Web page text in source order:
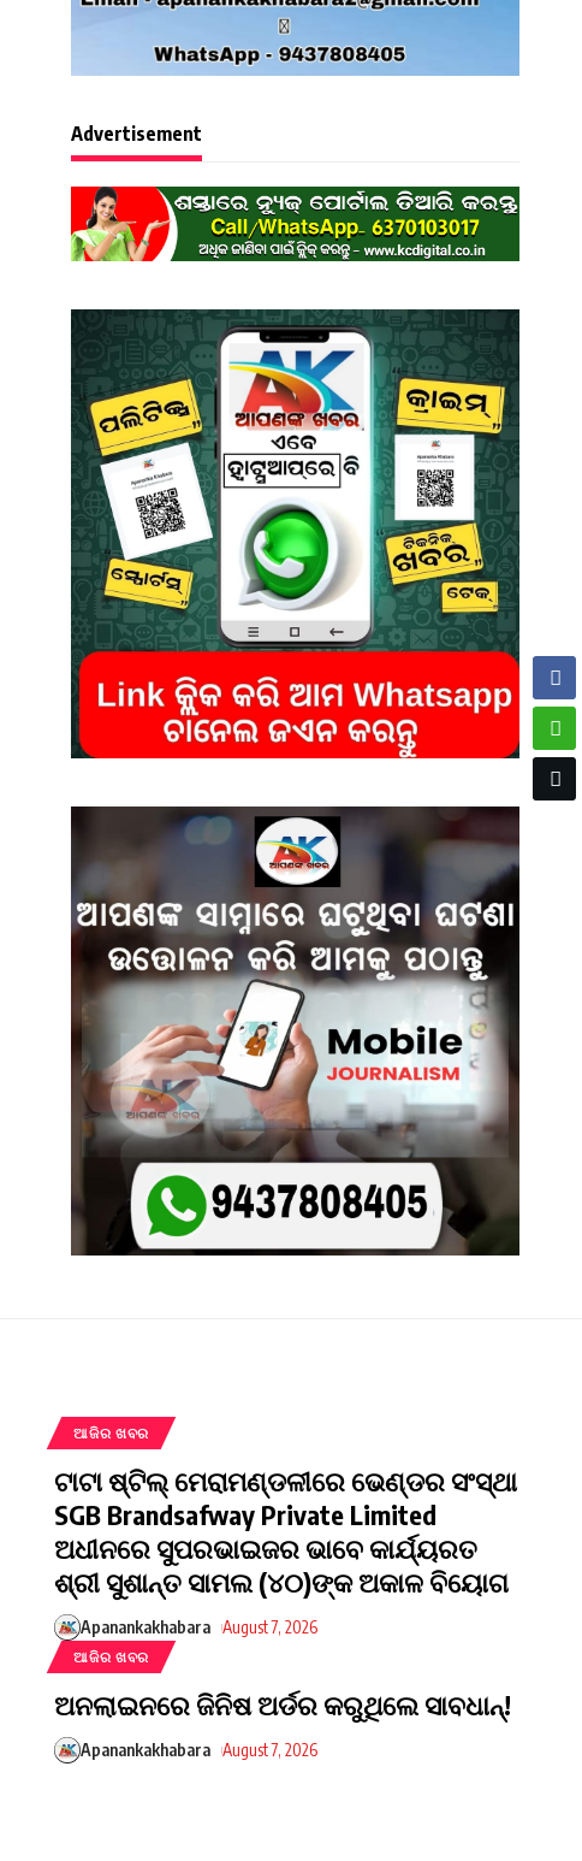
Advertisement
ଆଜିର ଖବର
ଟାଟା ଷ୍ଟିଲ୍ ମେରାମଣ୍ଡଳୀରେ ଭେଣ୍ଡର ସଂସ୍ଥା
SGB Brandsafway Private Limited
ଅଧୀନରେ ସୁପରଭାଇଜର ଭାବେ କାର୍ଯ୍ୟରତ
ଶ୍ରୀ ସୁଶାନ୍ତ ସାମଲ (୪୦)ଙ୍କ ଅକାଳ ବିୟୋଗ
Apanankakhabara August 7, 2026
ଆଜିର ଖବର
​ଅନଲାଇନରେ ଜିନିଷ ଅର୍ଡର କରୁଥିଲେ ସାବଧାନ୍!
Apanankakhabara August 7, 2026